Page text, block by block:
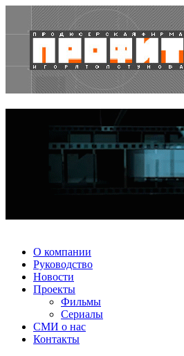
О компании
Руководство
Новости
Проекты
Фильмы
Сериалы
СМИ о нас
Контакты